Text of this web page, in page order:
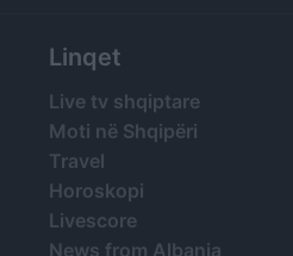
Linqet
Live tv shqiptare
Moti në Shqipëri
Travel
Horoskopi
Livescore
News from Albania